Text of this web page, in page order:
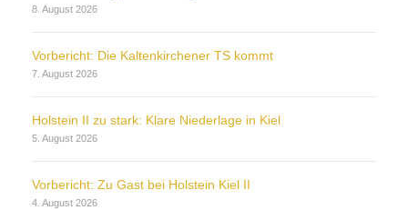
8. August 2026
Vorbericht: Die Kaltenkirchener TS kommt
7. August 2026
Holstein II zu stark: Klare Niederlage in Kiel
5. August 2026
Vorbericht: Zu Gast bei Holstein Kiel II
4. August 2026